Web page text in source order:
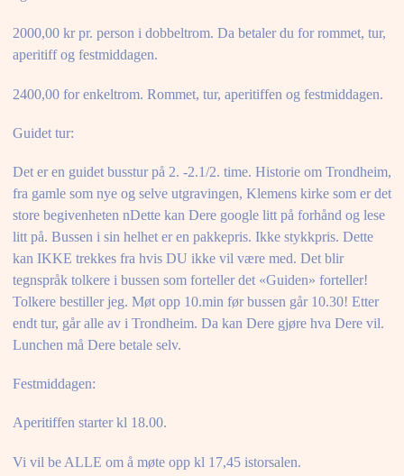
2000,00 kr pr. person i dobbeltrom. Da betaler du for rommet, tur,
aperitiff og festmiddagen.
2400,00 for enkeltrom. Rommet, tur, aperitiffen og festmiddagen.
Guidet tur:
Det er en guidet busstur på 2. -2.1/2. time. Historie om Trondheim,
fra gamle som nye og selve utgravingen, Klemens kirke som er det
store begivenheten nDette kan Dere google litt på forhånd og lese
litt på. Bussen i sin helhet er en pakkepris. Ikke stykkpris. Dette
kan IKKE trekkes fra hvis DU ikke vil være med. Det blir
tegnspråk tolkere i bussen som forteller det «Guiden» forteller!
Tolkere bestiller jeg. Møt opp 10.min før bussen går 10.30! Etter
endt tur, går alle av i Trondheim. Da kan Dere gjøre hva Dere vil.
Lunchen må Dere betale selv.
Festmiddagen:
Aperitiffen starter kl 18.00.
Vi vil be ALLE om å møte opp kl 17,45 istorsalen.